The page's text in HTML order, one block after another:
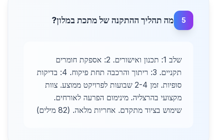
5 מה תהליך ההתקנה של מתכת במלון?
שלב 1: תכנון ואישורים. 2: אספקת חומרים
תקניים. 3: ריתוך והרכבה תחת פיקוח. 4: בדיקות
סופיות. זמן 2-4 שבועות לפרויקט ממוצע. צוות
מקצועי בהרצליה. מינימום הפרעה לאורחים.
שימוש בציוד מתקדם. אחריות מלאה. (82 מילים)